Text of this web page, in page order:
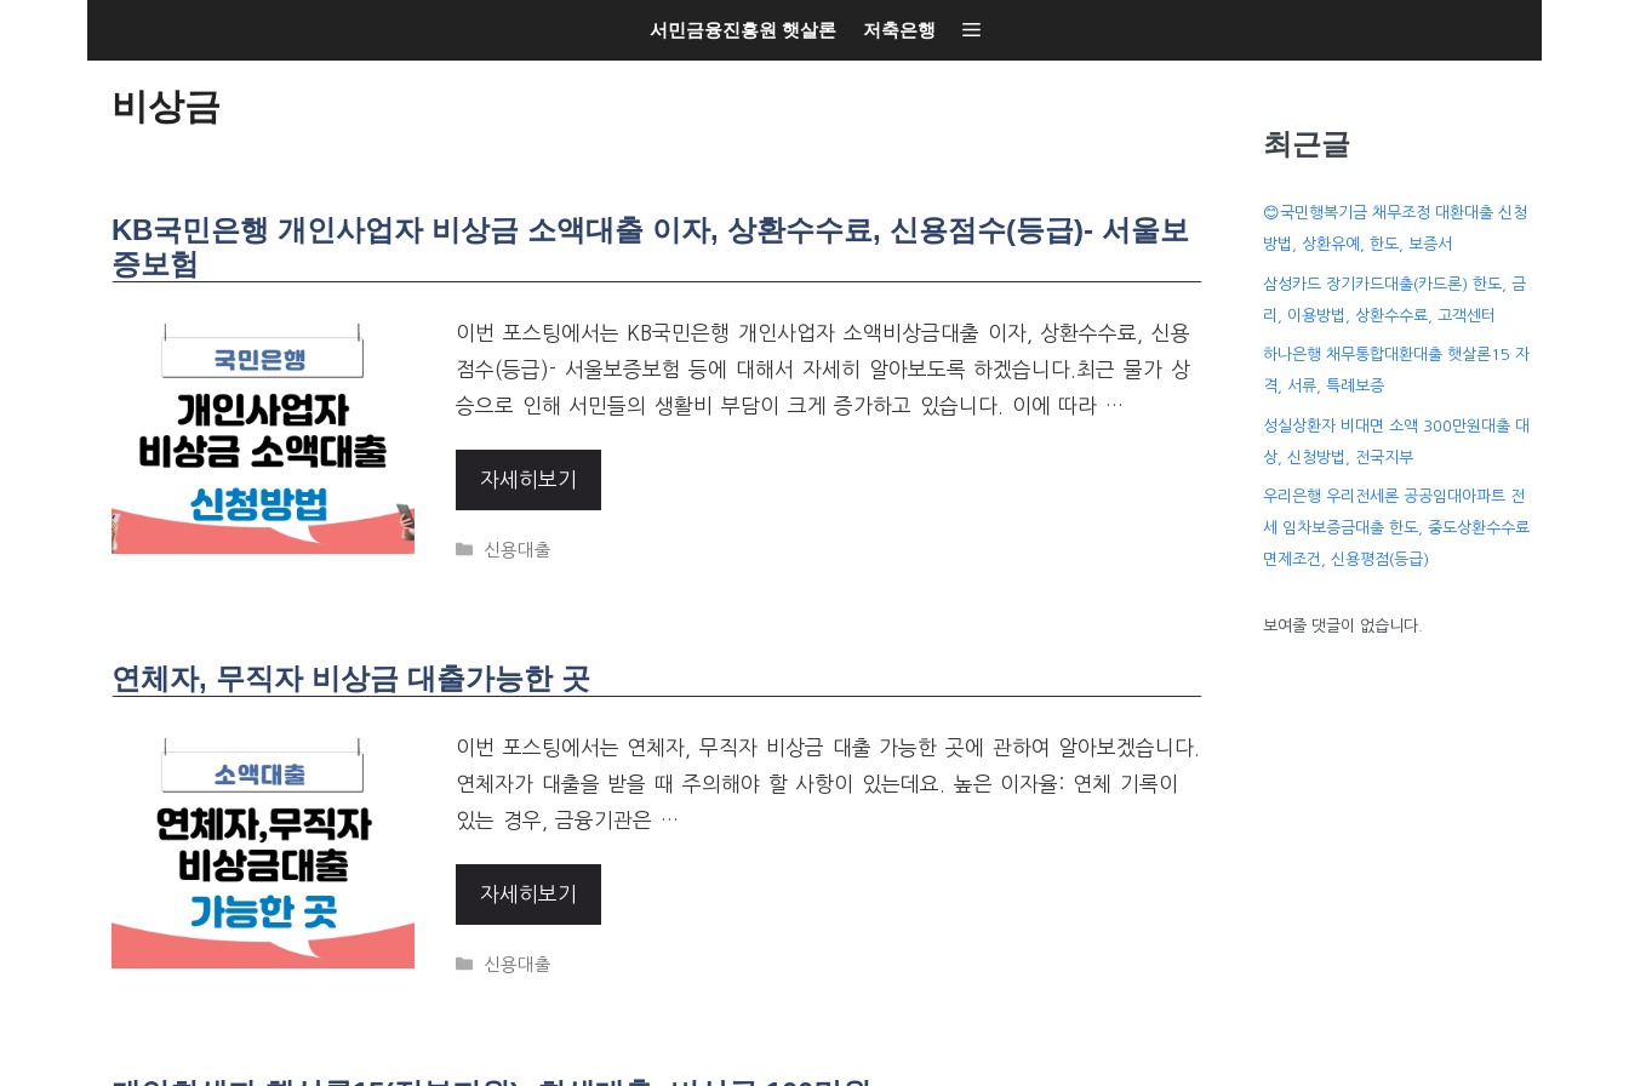
서민금융진흥원 햇살론 저축은행
비상금
KB국민은행 개인사업자 비상금 소액대출 이자, 상환수수료, 신용점수(등급)- 서울보
증보험
이번 포스팅에서는 KB국민은행 개인사업자 소액비상금대출 이자, 상환수수료, 신용
점수(등급)- 서울보증보험 등에 대해서 자세히 알아보도록 하겠습니다.최근 물가 상
승으로 인해 서민들의 생활비 부담이 크게 증가하고 있습니다. 이에 따라 …
자세히보기
CATEGORIES
신용대출
연체자, 무직자 비상금 대출가능한 곳
이번 포스팅에서는 연체자, 무직자 비상금 대출 가능한 곳에 관하여 알아보겠습니다.
연체자가 대출을 받을 때 주의해야 할 사항이 있는데요. 높은 이자율: 연체 기록이
있는 경우, 금융기관은 …
자세히보기
CATEGORIES
신용대출
최근글
😊국민행복기금 채무조정 대환대출 신청
방법, 상환유예, 한도, 보증서
삼성카드 장기카드대출(카드론) 한도, 금
리, 이용방법, 상환수수료, 고객센터
하나은행 채무통합대환대출 햇살론15 자
격, 서류, 특례보증
성실상환자 비대면 소액 300만원대출 대
상, 신청방법, 전국지부
우리은행 우리전세론 공공임대아파트 전
세 임차보증금대출 한도, 중도상환수수료
면제조건, 신용평점(등급)
보여줄 댓글이 없습니다.